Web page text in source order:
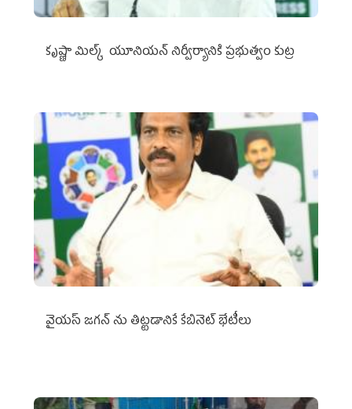
కృష్ణా మిల్క్‌ యూనియన్‌ నిర్వీర్యానికి ప్రభుత్వం కుట్ర
వైయ‌స్ జగన్‌ ను తిట్టడానికే కేబినెట్‌ భేటీలు